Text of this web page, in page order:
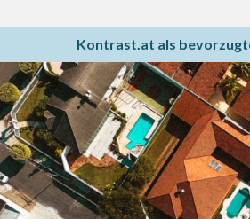
Kontrast.at als